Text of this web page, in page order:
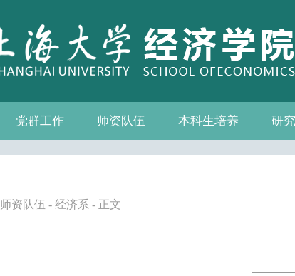
学院简介
发展历程
历任院长
党群工作
党务公开
党的建设
群众团体 工会
青联会
妇委会
退管会
学院制度
师资队伍
教师名录 系—中心名录
教授
人事专栏
招聘信息
博士后流动站
本科生培养
教务通知
教学管理
相关下载
教学成果
研
教
培
相
师资队伍 - 经济系 - 正文